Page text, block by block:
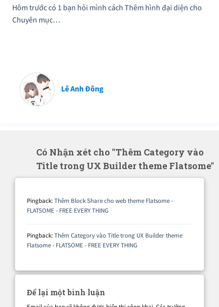
Hôm trước có 1 bạn hỏi mình cách Thêm hình đại diện cho
Chuyên mục…
Lê Anh Đông
Có Nhận xét cho "Thêm Category vào
Title trong UX Builder theme Flatsome"
Pingback:Thêm Block Share cho web theme Flatsome -
FLATSOME - FREE EVERY THING
Pingback:Thêm Category vào Title trong UX Builder theme
Flatsome - FLATSOME - FREE EVERY THING
Để lại một bình luận